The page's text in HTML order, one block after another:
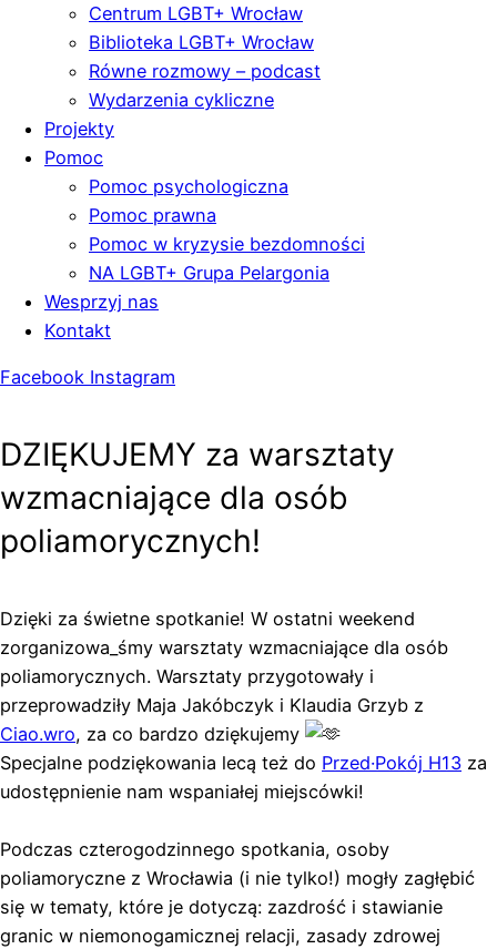
Centrum LGBT+ Wrocław
Biblioteka LGBT+ Wrocław
Równe rozmowy – podcast
Wydarzenia cykliczne
Projekty
Pomoc
Pomoc psychologiczna
Pomoc prawna
Pomoc w kryzysie bezdomności
NA LGBT+ Grupa Pelargonia
Wesprzyj nas
Kontakt
Facebook Instagram
DZIĘKUJEMY za warsztaty
wzmacniające dla osób
poliamorycznych!
Dzięki za świetne spotkanie! W ostatni weekend
zorganizowa_śmy warsztaty wzmacniające dla osób
poliamorycznych. Warsztaty przygotowały i
przeprowadziły Maja Jakóbczyk i Klaudia Grzyb z
Ciao.wro, za co bardzo dziękujemy
Specjalne podziękowania lecą też do Przed·Pokój H13 za
udostępnienie nam wspaniałej miejscówki!
Podczas czterogodzinnego spotkania, osoby
poliamoryczne z Wrocławia (i nie tylko!) mogły zagłębić
się w tematy, które je dotyczą: zazdrość i stawianie
granic w niemonogamicznej relacji, zasady zdrowej